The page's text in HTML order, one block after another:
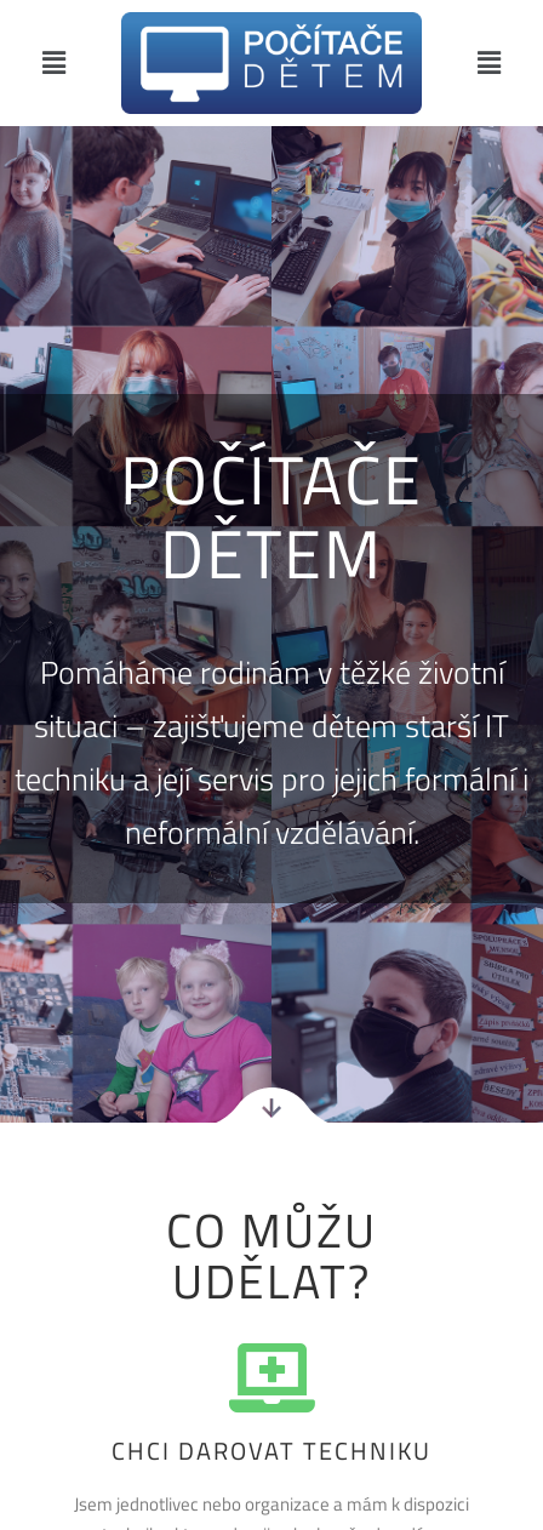
POČÍTAČE
DĚTEM
Pomáháme rodinám v těžké životní
situaci – zajišťujeme dětem starší IT
techniku a její servis pro jejich formální i
neformální vzdělávání.
CO MŮŽU
UDĚLAT?
CHCI DAROVAT TECHNIKU
Jsem jednotlivec nebo organizace a mám k dispozici